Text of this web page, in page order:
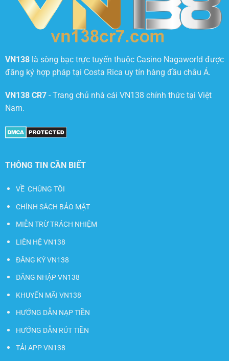
VN138là sòng bạc trực tuyến thuộc Casino Nagaworld được
đăng ký hợp pháp tại Costa Rica uy tín hàng đầu châu Á.
VN138 CR7- Trang chủ nhà cái VN138 chính thức tại Việt
Nam.
THÔNG TIN CẦN BIẾT
VỀ CHÚNG TÔI
CHÍNH SÁCH BẢO MẬT
MIỄN TRỪ TRÁCH NHIỆM
LIÊN HỆ VN138
ĐĂNG KÝ VN138
ĐĂNG NHẬP VN138
KHUYẾN MÃI VN138
HƯỚNG DẪN NẠP TIỀN
HƯỚNG DẪN RÚT TIỀN
TẢI APP VN138